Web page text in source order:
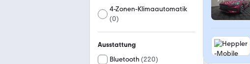
4-Zonen-Klimaautomatik
(0)
Ausstattung
Bluetooth (220)